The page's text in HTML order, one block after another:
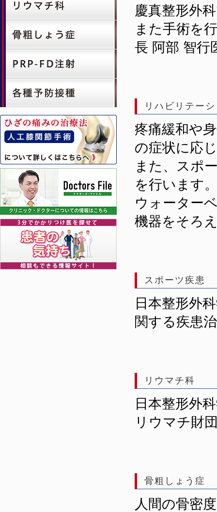
慶真整形外
また手術を
長 阿部 智行
リハビリテー
疼痛緩和や
の症状に応
また、スポ
を行います
ウォーター
機器をそろ
スポーツ疾患
日本整形外
関する疾患
リウマチ科
日本整形外
リウマチ財
骨粗しょう症
人間の骨密